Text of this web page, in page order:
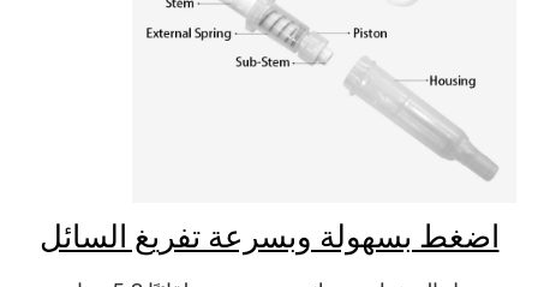
اضغط بسهولة وبسرعة تفريغ السائل